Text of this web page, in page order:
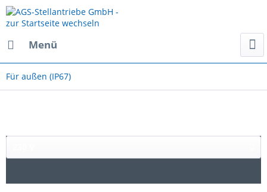
Menü
Für außen (IP67)